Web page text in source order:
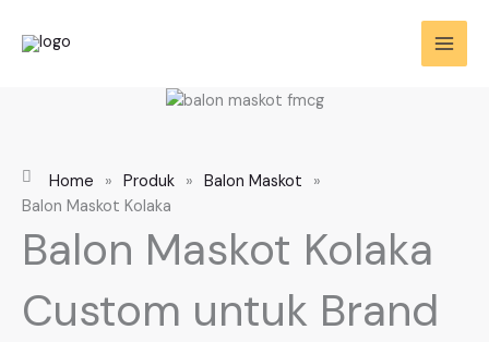
Home » Produk » Balon Maskot
»
Balon Maskot Kolaka
Balon Maskot Kolaka
Custom untuk Brand